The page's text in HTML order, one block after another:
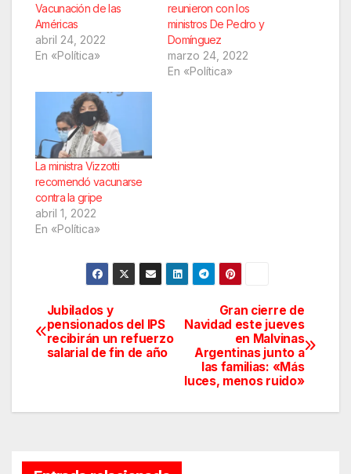
Vacunación de las
Américas
abril 24, 2022
En «Política»
reunieron con los
ministros De Pedro y
Domínguez
marzo 24, 2022
En «Política»
La ministra Vizzotti
recomendó vacunarse
contra la gripe
abril 1, 2022
En «Política»
Navegación
de
Gran cierre de
Navidad este jueves
en Malvinas
Argentinas junto a
las familias: «Más
luces, menos ruido»
Jubilados y
pensionados del IPS
recibirán un refuerzo
salarial de fin de año